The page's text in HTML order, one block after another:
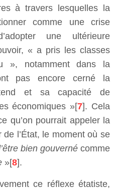
à travers lesquelles la
comme une crise
une ultérieure
« a pris les classes
», notamment dans la
pas encore cerné la
et sa capacité de
économiques »[7]. Cela
qu’on pourrait appeler la
l’État, le moment où se
bien gouvernécomme
»[8].
ce réflexe étatiste,